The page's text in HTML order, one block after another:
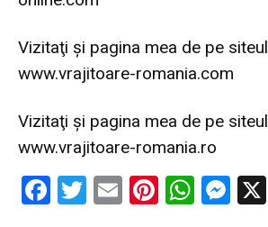
Vizitaţi şi pagina mea de pe siteul
www.vrajitoare-romania.com
Vizitaţi şi pagina mea de pe siteul
www.vrajitoare-romania.ro
F T E Pi W M